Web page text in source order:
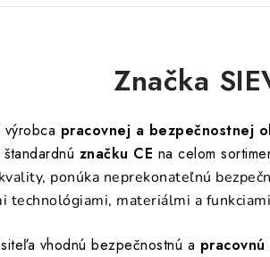
Značka
pracovnej a bezpečnostnej
značku CE na celom
ponúka neprekonateľnú
technológiami, materiálmi a
vhodnú bezpečnostnú a